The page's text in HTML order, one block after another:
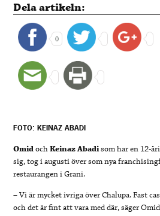
Dela artikeln:
0
FOTO: KEINAZ ABADI
OmidochKeinaz Abadisom har en 12-
sig, tog i augusti över som nya
restaurangen i Grani.
– Vi är mycket ivriga över Chalupa. Fast
och det är fint att vara med där, säger